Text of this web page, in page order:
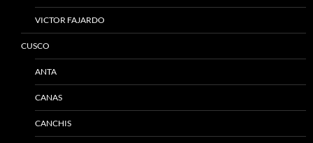
VICTOR FAJARDO
CUSCO
ANTA
CANAS
CANCHIS